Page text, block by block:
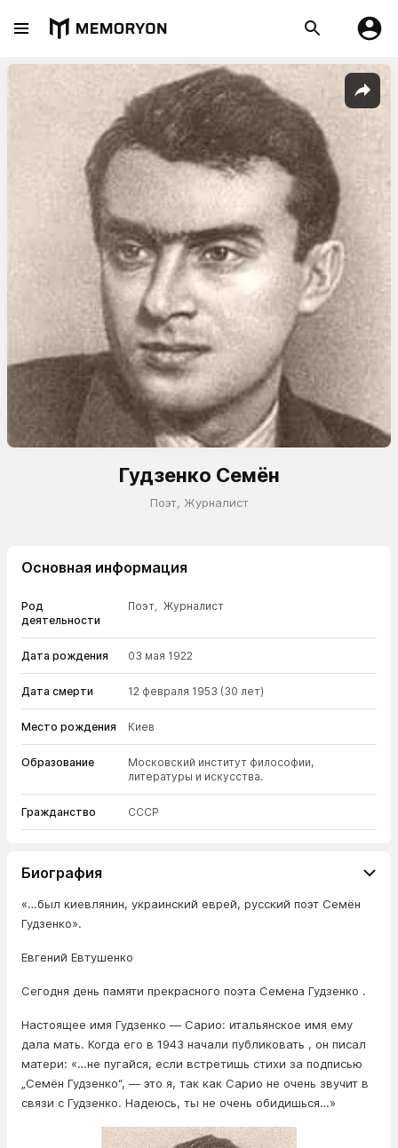
Гудзенко Семён
Поэт, Журналист
Основная информация
Род
деятельности
Поэт, Журналист
Дата рождения 03 мая 1922
Дата смерти 12 февраля 1953 (30 лет)
Место рождения Киев
Образование
Московский институт философии,
литературы и искусства.
Гражданство СССР
Биография
«…был киевлянин, украинский еврей, русский поэт Семён
Гудзенко».
Евгений Евтушенко
Сегодня день памяти прекрасного поэта Семена Гудзенко .
Настоящее имя Гудзенко — Сарио: итальянское имя ему
дала мать. Когда его в 1943 начали публиковать , он писал
матери: «…не пугайся, если встретишь стихи за подписью
„Семён Гудзенко“, — это я, так как Сарио не очень звучит в
связи с Гудзенко. Надеюсь, ты не очень обидишься…»